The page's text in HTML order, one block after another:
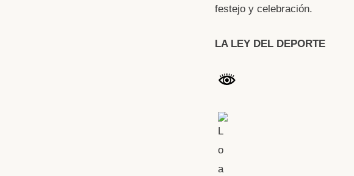
festejo y celebración.
LA LEY DEL DEPORTE